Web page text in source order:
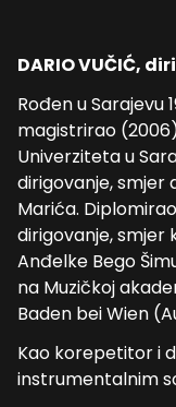
DARIO VUČIĆ,
Rođen u Sarajevu
magistrirao
Univerziteta u
dirigovanje, smjer
Marića.
dirigovanje, smjer
Anđelke Bego
na Muzičkoj
Baden bei Wien
Kao korepetitor i
instrumentalnim